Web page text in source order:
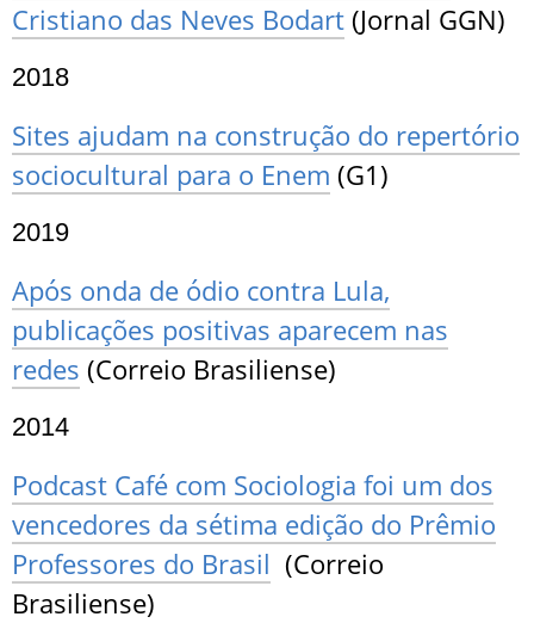
Cristiano das Neves Bodart (Jornal GGN)
2018
Sites ajudam na construção do repertório
sociocultural para o Enem (G1)
2019
Após onda de ódio contra Lula,
publicações positivas aparecem nas
redes (Correio Brasiliense)
2014
Podcast Café com Sociologia foi um dos
vencedores da sétima edição do Prêmio
Professores do Brasil (Correio
Brasiliense)